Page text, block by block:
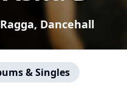
Ragga, Dancehall
& Singles